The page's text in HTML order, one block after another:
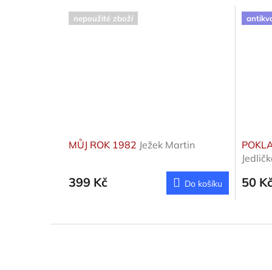
nepoužité zboží
MŮJ ROK 1982 Ježek Martin
399 Kč Do košíku 50